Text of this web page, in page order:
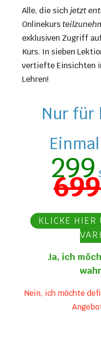
Alle, die sich jetzt
Onlinekurs
exklusiven Zugriff
Kurs. In sieben
vertiefte Einsichten
Lehren!
Nur für
299
KLICKE HIER
Ja, ich
Nein, ich möchte